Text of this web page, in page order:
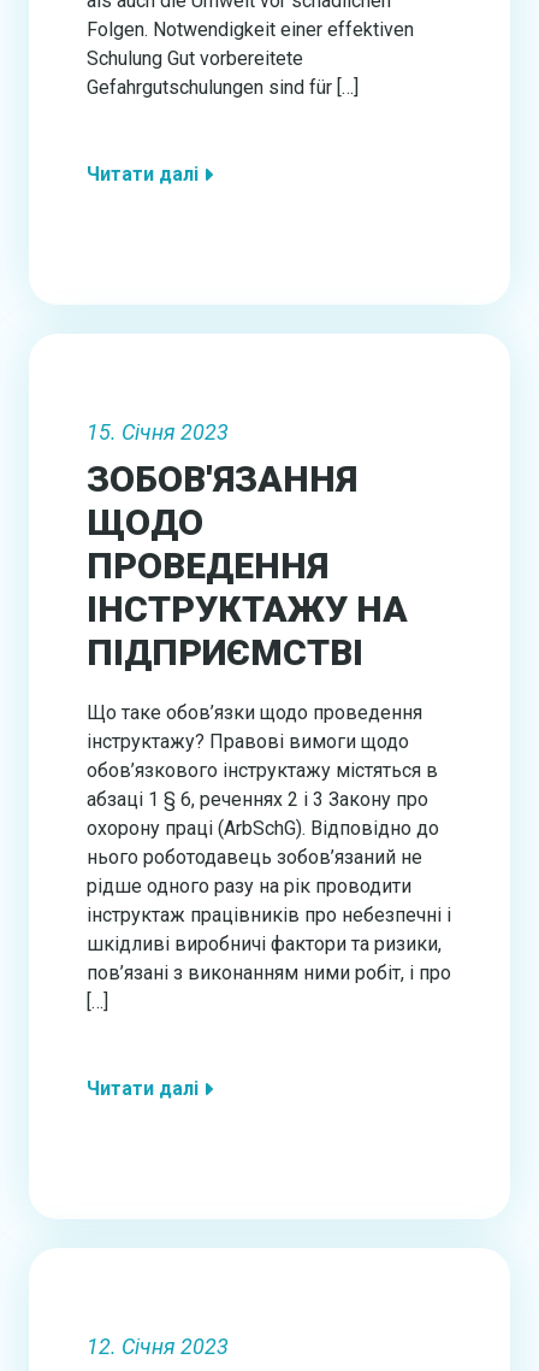
Folgen. Notwendigkeit einer effektiven
Schulung Gut vorbereitete
Gefahrgutschulungen sind für […]
Читати далі
15. Січня 2023
ЗОБОВ'ЯЗАННЯ
ЩОДО
ПРОВЕДЕННЯ
ІНСТРУКТАЖУ НА
ПІДПРИЄМСТВІ
Що таке обов’язки щодо проведення
інструктажу? Правові вимоги щодо
обов’язкового інструктажу містяться в
абзаці 1 § 6, реченнях 2 і 3 Закону про
охорону праці (ArbSchG). Відповідно до
нього роботодавець зобов’язаний не
рідше одного разу на рік проводити
інструктаж працівників про небезпечні і
шкідливі виробничі фактори та ризики,
пов’язані з виконанням ними робіт, і про
[…]
Читати далі
12. Січня 2023